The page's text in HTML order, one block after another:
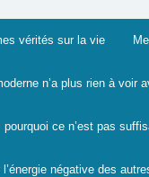
vérités sur la vie
n’a plus rien à voir
ce n’est pas
négative des